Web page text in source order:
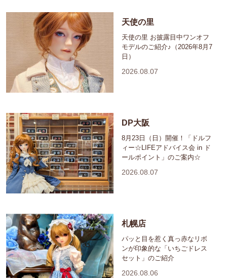
天使の里
天使の里 お披露目中ワンオフ
モデルのご紹介♪（2026年8月7
日）
2026.08.07
DP大阪
8月23日（日）開催！「ドルフ
ィー☆LIFEアドバイス会 in ド
ールポイント」のご案内☆
2026.08.07
札幌店
パッと目を惹く真っ赤なリボ
ンが印象的な「いちごドレス
セット」のご紹介
2026.08.06